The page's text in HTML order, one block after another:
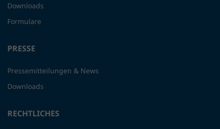
Downloads
Formulare
PRESSE
Pressemitteilungen & News
Downloads
RECHTLICHES